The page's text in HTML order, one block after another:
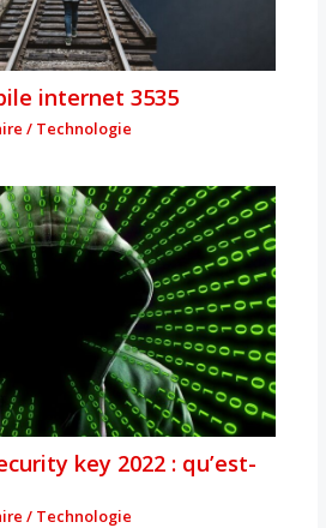
internet 3535
/ Technologie
key 2022 : qu’est-
/ Technologie